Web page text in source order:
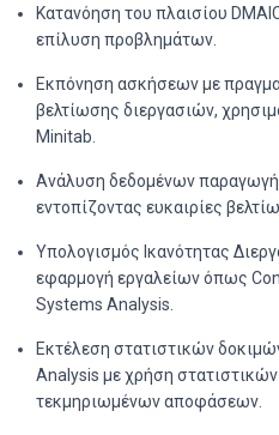
Κατανόηση του πλαισίου
επίλυση προβλημάτων.
Εκπόνηση ασκήσεων με
βελτίωσης διεργασιών,
Minitab.
Ανάλυση δεδομένων
εντοπίζοντας ευκαιρίες
Υπολογισμός Ικανότητας
εφαρμογή εργαλείων όπως
Systems Analysis.
Εκτέλεση στατιστικών
Analysis με χρήση
τεκμηριωμένων αποφάσεων.